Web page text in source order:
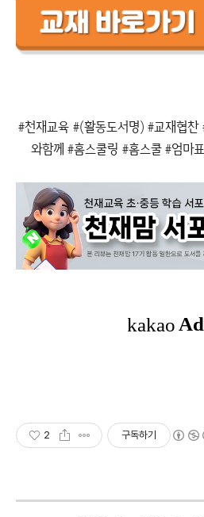
#천재교육 #(활동도서명) #교재협
와함께 #홈스쿨링 #홈스쿨 #엄마
2 구독하기